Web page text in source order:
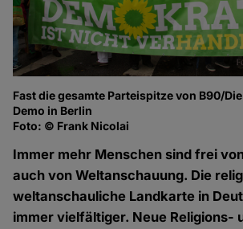
Fast die gesamte Parteispitze von B90/
Demo in Berlin
Foto: © Frank Nicolai
Immer mehr Menschen sind frei
auch von Weltanschauung. Die
weltanschauliche Landkarte in
immer vielfältiger. Neue Religions-